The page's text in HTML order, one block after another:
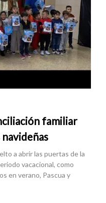
familiar
a abrir las puertas de la
vacacional, como
en verano, Pascua y